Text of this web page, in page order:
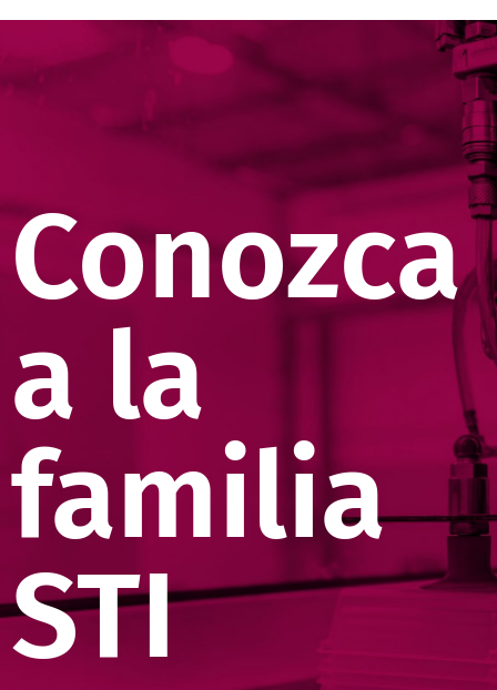
Conozca
a la
familia
STI